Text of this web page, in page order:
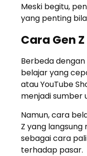
Meski begitu,
yang penting
Cara Gen
Berbeda
belajar yang
atau YouTube
menjadi
Namun, cara
Z yang
sebagai cara
terhadap pasar.